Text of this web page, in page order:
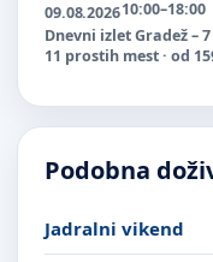
09.08.202610:00–18:00
Dnevni izlet Gradež –
11 prostih mest · od
Podobna
Jadralni vikend